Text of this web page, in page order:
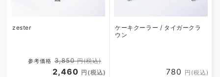
zester
Regular
参考価格 3,850円(税込)
2,460 円(税込)
ケーキクーラー / タイガークラ
ウン
Regular
780 円(税込)